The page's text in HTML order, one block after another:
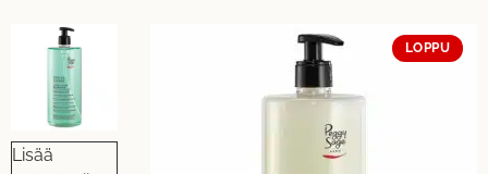
Lisää
LOPPU